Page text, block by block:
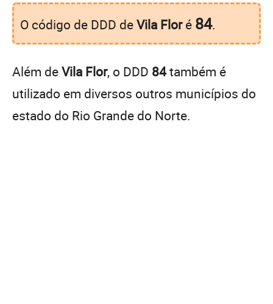
O código de DDD deVila Floré 84.
Além deVila Flor, o DDD 84também é
utilizado em diversos outros municípios do
estado do Rio Grande do Norte.